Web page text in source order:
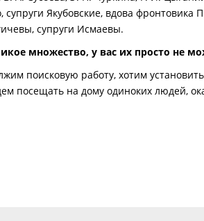
Якубовские, вдова фронтовика
супруги Исмаевы.
множество, у вас их просто не
поисковую работу, хотим
посещать на дому одиноких людей,